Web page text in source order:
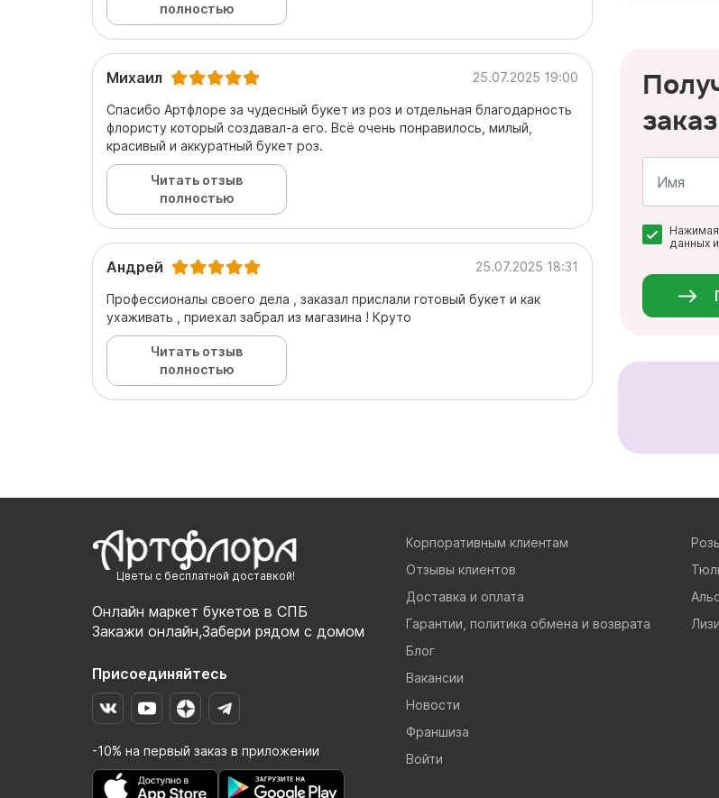
полностью
Михаил 25.07.2025 19:00
Спасибо Артфлоре за чудесный букет из роз и отдельная благодарность
флористу который создавал-а его. Всё очень понравилось, милый,
красивый и аккуратный букет роз.
Читать отзыв
полностью
Андрей 25.07.2025 18:31
Профессионалы своего дела , заказал прислали готовый букет и как
ухаживать , приехал забрал из магазина ! Круто
Читать отзыв
полностью
заказ
*
данных
Цветы с бесплатной доставкой!
Онлайн маркет букетов в СПБ
Закажи онлайн,Забери рядом с домом
Присоединяйтесь
-10% на первый заказ в приложении
Корпоративным клиентам
Отзывы клиентов
Доставка и оплата
Гарантии, политика обмена и возврата
Блог
Вакансии
Новости
Франшиза
Войти